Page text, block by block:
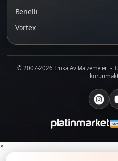
Benelli
Vortex
© 2007-2026 Emka Av Malzemeleri -
×